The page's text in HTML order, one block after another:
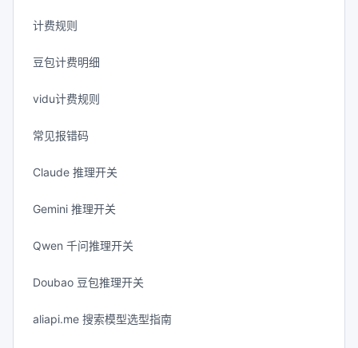
计费规则
豆包计费明细
vidu计费规则
常见报错码
Claude 推理开关
Gemini 推理开关
Qwen 千问推理开关
Doubao 豆包推理开关
aliapi.me 搜索模型选型指南